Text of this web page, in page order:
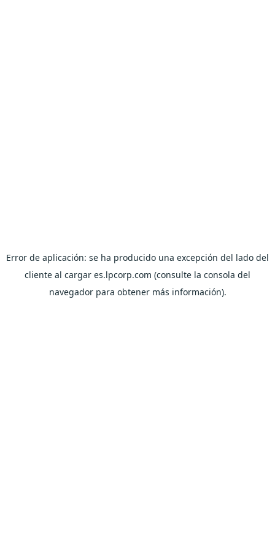
Error de aplicación: se ha producido una excepción del lado del
cliente al cargar es.lpcorp.com (consulte la consola del
navegador para obtener más información).